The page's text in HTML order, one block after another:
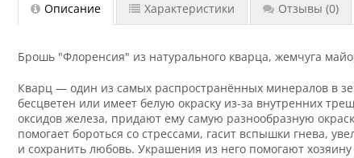
Описание Характеристики Отзывы (0)
Брошь "Флоренсия" из натурального кварца, жемчуга
Кварц — один из самых распространённых минералов в
бесцветен или имеет белую окраску из-за внутренних
оксидов железа, придают ему самую разнообразную
помогает бороться со стрессами, гасит вспышки гнева,
и сохранить любовь. Украшения из него помогают